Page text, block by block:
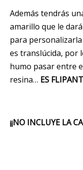
Además tendrás
amarillo que le
para
es translúcida, por
humo pasar entre
resina… ES
¡¡NO INCLUYE LA